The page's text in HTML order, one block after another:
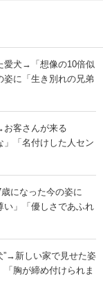
愛犬→「想像の10倍似
姿に「生き別れの兄弟
客さんが来る
「名付けした人セン
になった今の姿に
い」「優しさであふれ
”→新しい家で見せた姿
胸が締め付けられま